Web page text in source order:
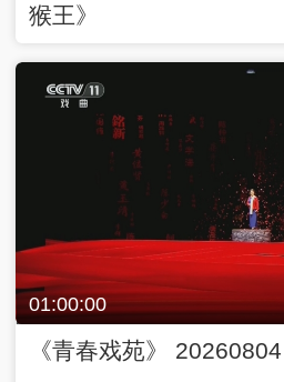
猴王》
01:00:00
《青春戏苑》